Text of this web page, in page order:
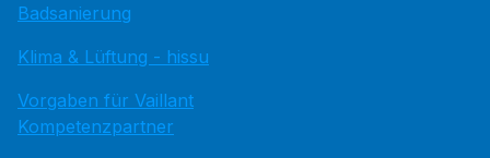
Badsanierung
Klima & Lüftung - hissu
Vorgaben für Vaillant
Kompetenzpartner